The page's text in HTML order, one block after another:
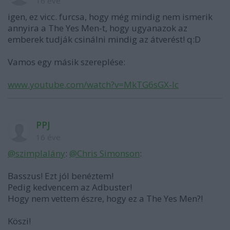
igen, ez vicc. furcsa, hogy még mindig nem ismerik
annyira a The Yes Men-t, hogy ugyanazok az
emberek tudják csinálni mindig az átverést! q:D
Vamos egy másik szereplése:
www.youtube.com/watch?v=MkTG6sGX-Ic
PPJ
@szimplalány: @Chris Simonson:
Basszus! Ezt jól benéztem!
Pedig kedvencem az Adbuster!
Hogy nem vettem észre, hogy ez a The Yes Men?!
Köszi!